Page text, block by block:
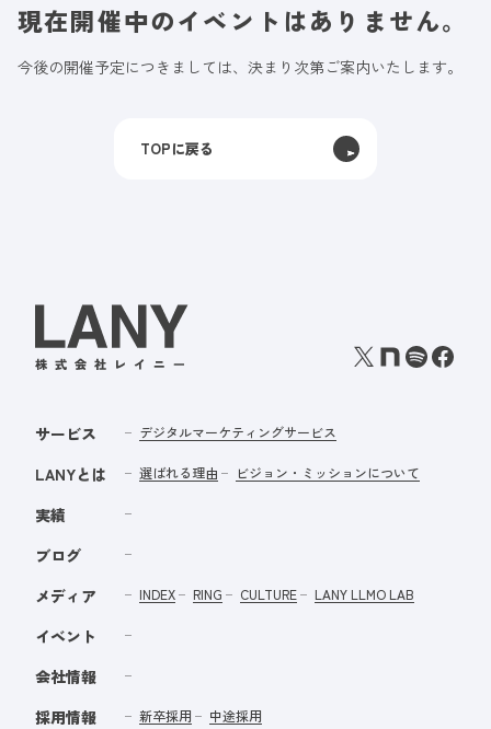
現在開催中のイベントはありません。
今後の開催予定につきましては、決まり次第ご案内いたします。
TOPに戻る
サービス デジタルマーケティングサービス
LANYとは 選ばれる理由 ビジョン・ミッションについて
実績
ブログ
メディア
INDEX RING CULTURE LANY LLMO LAB
イベント
会社情報
採用情報
新卒採用 中途採用